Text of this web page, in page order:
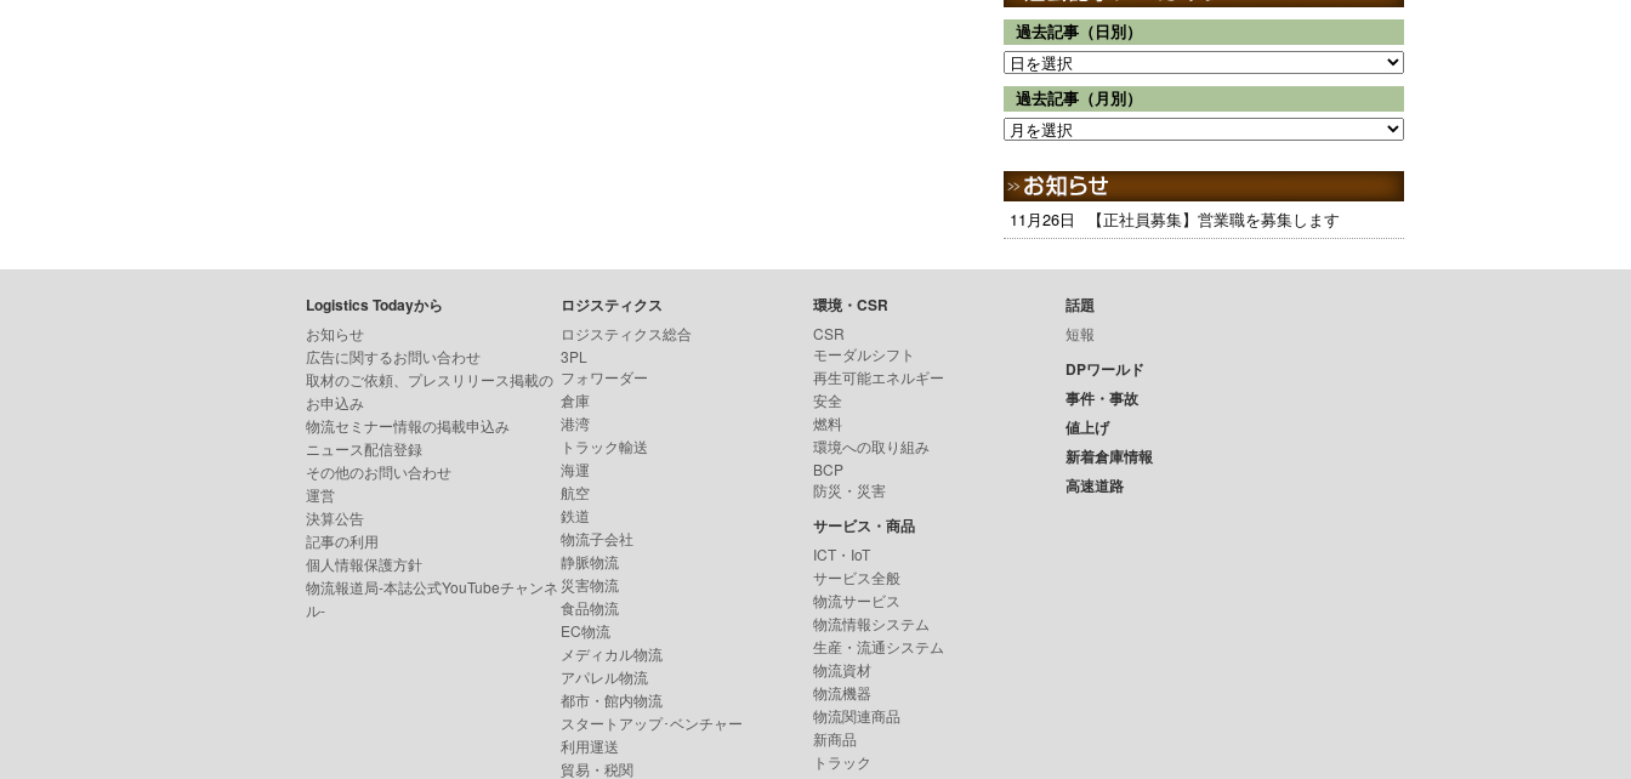
過去記事（日別）
過去記事（月別）
11月26日 【正社員募集】営業職を募集します
Logistics Todayから
お知らせ
広告に関するお問い合わせ
取材のご依頼、プレスリリース掲載の
お申込み
物流セミナー情報の掲載申込み
ニュース配信登録
その他のお問い合わせ
運営
決算公告
記事の利用
個人情報保護方針
物流報道局-本誌公式YouTubeチャンネ
ル-
ロジスティクス
ロジスティクス総合
3PL
フォワーダー
倉庫
港湾
トラック輸送
海運
航空
鉄道
物流子会社
静脈物流
災害物流
食品物流
EC物流
メディカル物流
アパレル物流
都市・館内物流
スタートアップ･ベンチャー
利用運送
貿易・税関
環境・CSR
CSR
モーダルシフト
再生可能エネルギー
安全
燃料
環境への取り組み
BCP
防災・災害
サービス・商品
ICT・IoT
サービス全般
物流サービス
物流情報システム
生産・流通システム
物流資材
物流機器
物流関連商品
新商品
トラック
話題
短報
DPワールド
事件・事故
値上げ
新着倉庫情報
高速道路